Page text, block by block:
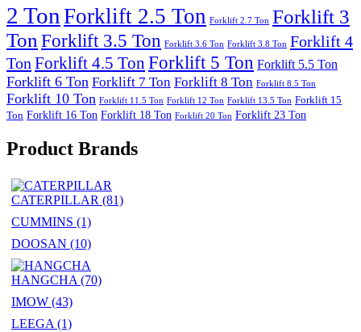
2 Ton Forklift 2.5 Ton Forklift 2.7 Ton Forklift 3
Ton Forklift 3.5 Ton Forklift 3.6 Ton Forklift 3.8 Ton Forklift 4
Ton Forklift 4.5 Ton Forklift 5 Ton Forklift 5.5 Ton
Forklift 6 Ton Forklift 7 Ton Forklift 8 Ton Forklift 8.5 Ton
Forklift 10 Ton Forklift 11.5 Ton Forklift 12 Ton Forklift 13.5 Ton Forklift 15
Ton Forklift 16 Ton Forklift 18 Ton Forklift 20 Ton Forklift 23 Ton
Product Brands
CATERPILLAR (81)
CUMMINS (1)
DOOSAN (10)
HANGCHA (70)
IMOW (43)
LEEGA (1)